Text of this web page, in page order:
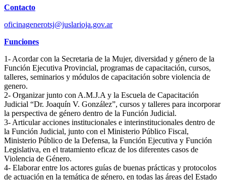
Contacto
oficinagenerotsj@juslarioja.gov.ar
Funciones
1- Acordar con la Secretaria de la Mujer, diversidad y género de la
Función Ejecutiva Provincial, programas de capacitación, cursos,
talleres, seminarios y módulos de capacitación sobre violencia de
genero.
2- Organizar junto con A.M.J.A y la Escuela de Capacitación
Judicial “Dr. Joaquín V. González”, cursos y talleres para incorporar
la perspectiva de género dentro de la Función Judicial.
3- Articular acciones institucionales e interinstitucionales dentro de
la Función Judicial, junto con el Ministerio Público Fiscal,
Ministerio Público de la Defensa, la Función Ejecutiva y Función
Legislativa, en el tratamiento eficaz de los diferentes casos de
Violencia de Género.
4- Elaborar entre los actores guías de buenas prácticas y protocolos
de actuación en la temática de género, en todas las áreas del Estado